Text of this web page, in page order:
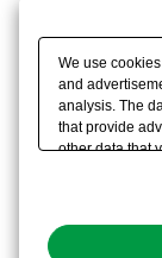
We use
and
analysis. The
that provide
other data that
the use of all
You can